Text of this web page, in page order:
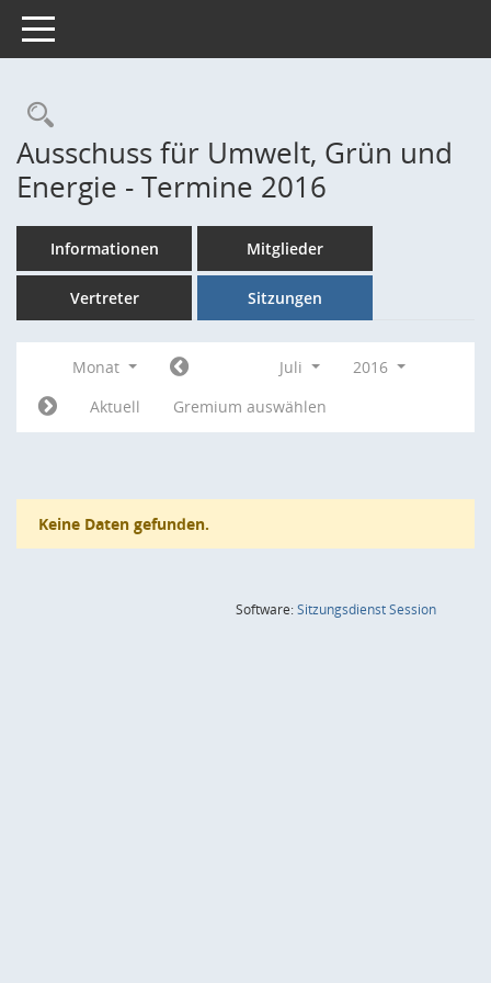
Toggle navigation
Rechercheauswahl
Ausschuss für Umwelt, Grün und
Energie - Termine 2016
Informationen Mitglieder
Vertreter Sitzungen
Monat Juli
2016
Aktuell
Gremium auswählen
Keine Daten gefunden.
Software:SitzungsdienstSession(Wird in